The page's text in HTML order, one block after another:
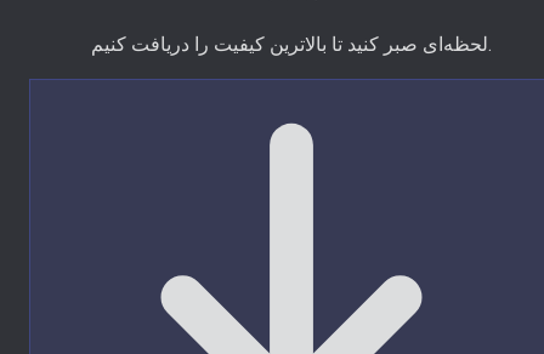
لحظه‌ای صبر کنید تا بالاترین کیفیت را دریافت کنیم.